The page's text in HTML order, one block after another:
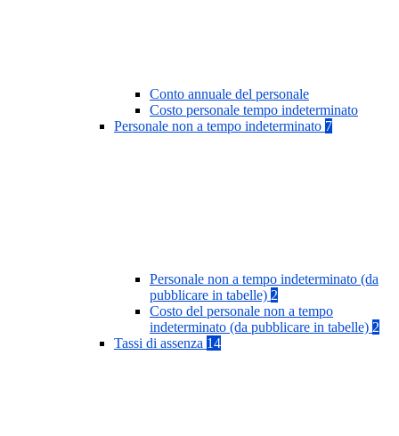
Conto annuale del personale
Costo personale tempo indeterminato
Personale non a tempo indeterminato 7
Personale non a tempo indeterminato (da
pubblicare in tabelle) 2
Costo del personale non a tempo
indeterminato (da pubblicare in tabelle) 2
Tassi di assenza 14